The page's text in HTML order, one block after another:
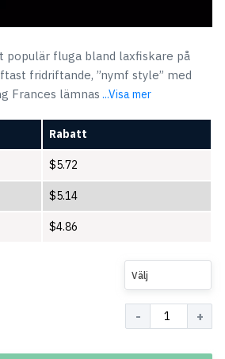
populär fluga bland laxfiskare på
fridriftande, ”nymf style” med
Frances lämnas ...Visa mer
Rabatt
$5.72
$5.14
$4.86
Välj